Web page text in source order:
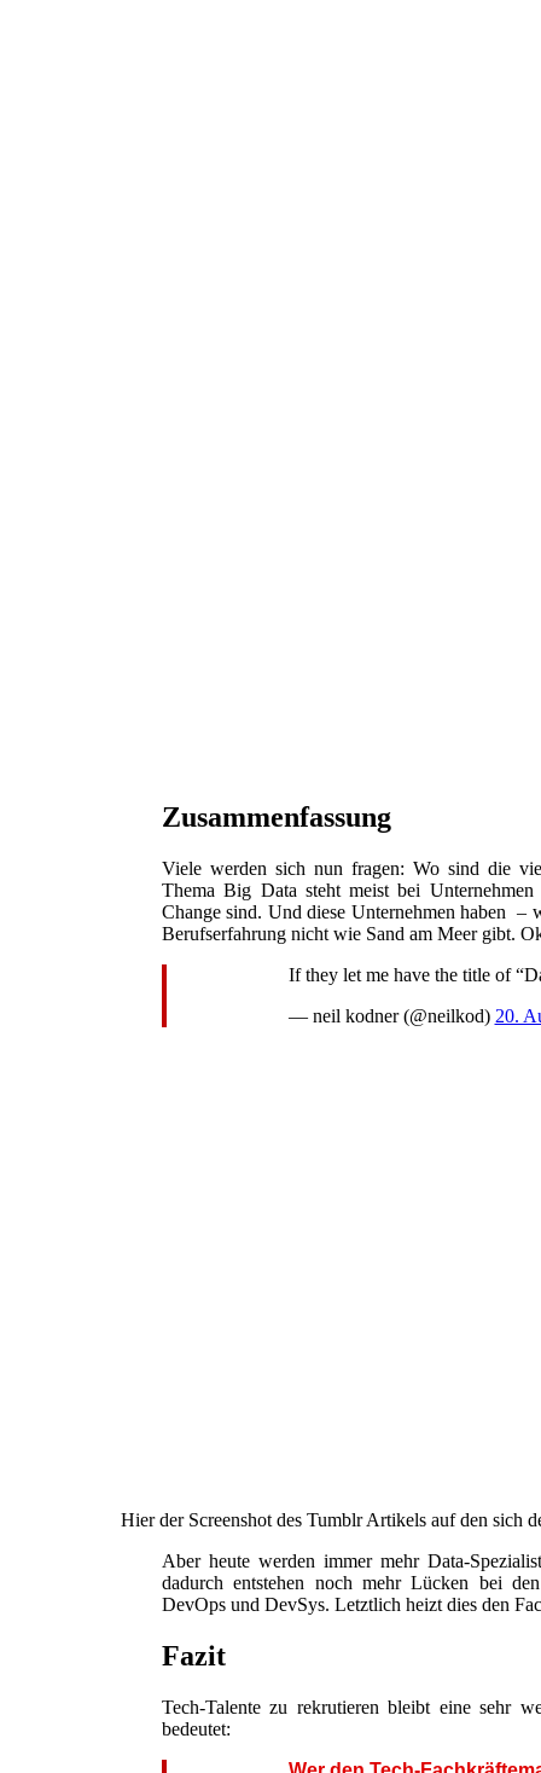
Zusammenfassung
Viele werden sich nun fragen: Wo sind die
Thema Big Data steht meist bei
Change sind. Und diese Unternehmen haben –
Berufserfahrung nicht wie Sand am Meer gibt.
If they let me have the title of
— neil kodner (@neilkod) 20.
Hier der Screenshot des Tumblr Artikels auf den sich
Aber heute werden immer mehr Data-
dadurch entstehen noch mehr Lücken bei
DevOps und DevSys. Letztlich heizt dies den
Fazit
Tech-Talente zu rekrutieren bleibt eine sehr
bedeutet: